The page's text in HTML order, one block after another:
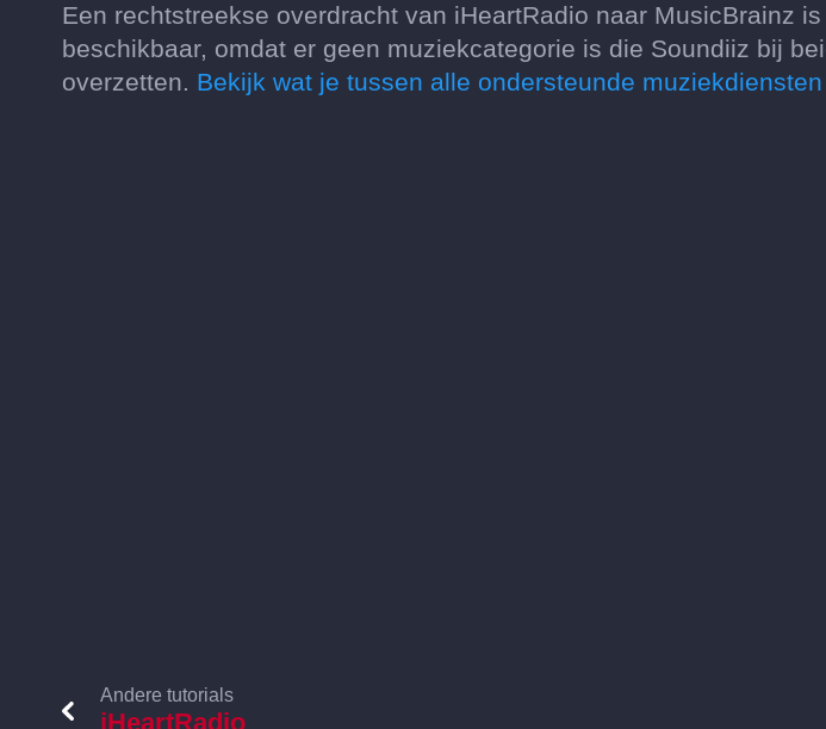
Een rechtstreekse overdracht van iHeartRadio naar MusicBrainz
beschikbaar, omdat er geen muziekcategorie is die Soundiiz bij
overzetten. Bekijk wat je tussen alle ondersteunde
Andere tutorials
iHeartRadio